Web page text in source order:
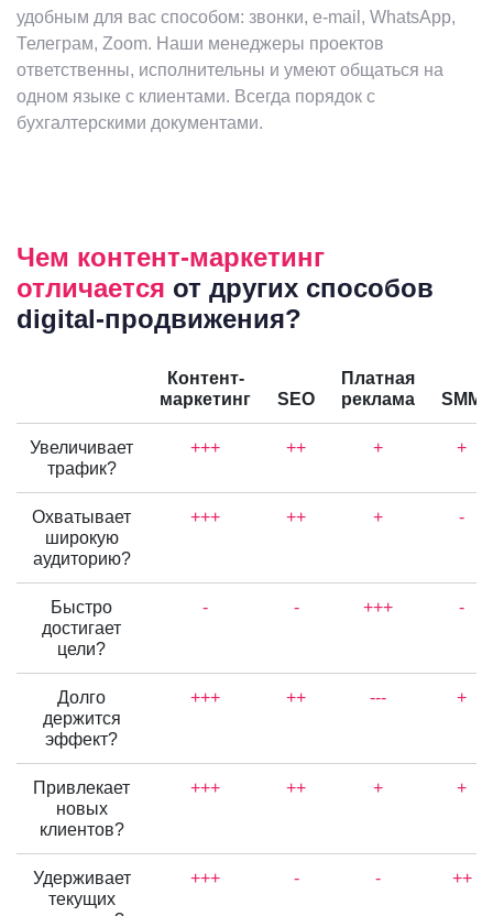
удобным для вас способом: звонки, e-mail, WhatsApp,
Телеграм, Zoom. Наши менеджеры проектов
ответственны, исполнительны и умеют общаться на
одном языке с клиентами. Всегда порядок с
бухгалтерскими документами.
Чем контент-маркетинг
отличается от других способов
digital-продвижения?
Контент-
маркетинг
SEO
Платная
реклама
SMM
Увеличивает
трафик?
+++ ++ + +
Охватывает
широкую
аудиторию?
+++ ++ + -
Быстро
достигает
цели?
- - +++ -
Долго
держится
эффект?
+++ ++ --- +
Привлекает
новых
клиентов?
+++ ++ + +
Удерживает
текущих
+++ - - ++